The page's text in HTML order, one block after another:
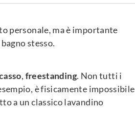
personale, ma è importante
stesso.
, freestanding. Non tutti i
è fisicamente impossibile
a un classico lavandino